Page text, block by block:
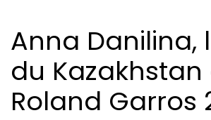
Anna Danilina,
du Kazakhstan
Roland Garros